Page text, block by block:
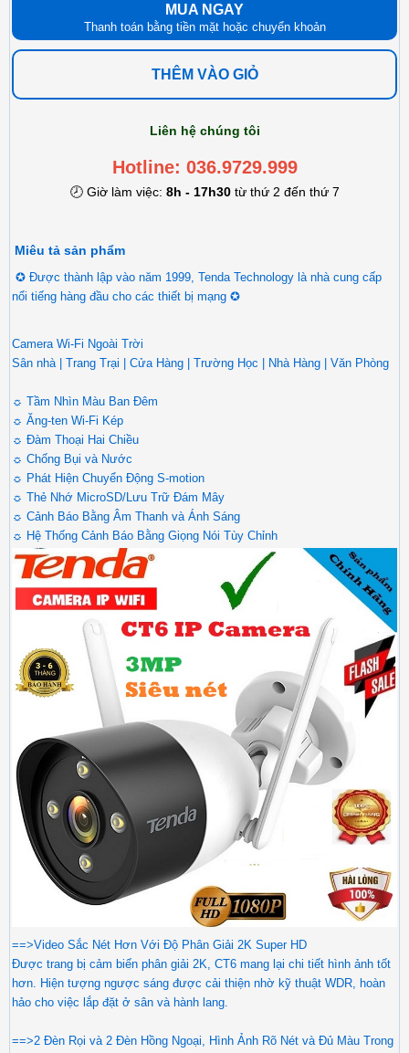
MUA NGAY
Thanh toán bằng tiền mặt hoặc chuyển khoản
THÊM VÀO GIỎ
Liên hệ chúng tôi
Hotline: 036.9729.999
🕗 Giờ làm việc: 8h - 17h30từ thứ 2 đến thứ 7
Miêu tả sản phẩm
✪ Được thành lập vào năm 1999, Tenda Technology là nhà cung cấp
nổi tiếng hàng đầu cho các thiết bị mạng ✪
Camera Wi-Fi Ngoài Trời
Sân nhà | Trang Trại | Cửa Hàng | Trường Học | Nhà Hàng | Văn Phòng
☼ Tầm Nhìn Màu Ban Đêm
☼ Ăng-ten Wi-Fi Kép
☼ Đàm Thoại Hai Chiều
☼ Chống Bụi và Nước
☼ Phát Hiện Chuyển Động S-motion
☼ Thẻ Nhớ MicroSD/Lưu Trữ Đám Mây
☼ Cảnh Báo Bằng Âm Thanh và Ánh Sáng
☼ Hệ Thống Cảnh Báo Bằng Giọng Nói Tùy Chỉnh
==>Video Sắc Nét Hơn Với Độ Phân Giải 2K Super HD
Được trang bị cảm biến phân giải 2K, CT6 mang lại chi tiết hình ảnh tốt
hơn. Hiện tượng ngược sáng được cải thiện nhờ kỹ thuật WDR, hoàn
hảo cho việc lắp đặt ở sân và hành lang.
==>2 Đèn Rọi và 2 Đèn Hồng Ngoại, Hình Ảnh Rõ Nét và Đủ Màu Trong